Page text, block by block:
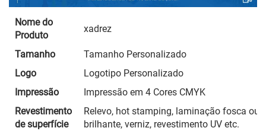
Nome do
Produto
xadrez
Tamanho
Tamanho Personalizado
Logo
Logotipo Personalizado
Impressão
Impressão em 4 Cores CMYK
Revestimento
de superfície
Relevo, hot stamping, laminação fosca ou
brilhante, verniz, revestimento UV etc.